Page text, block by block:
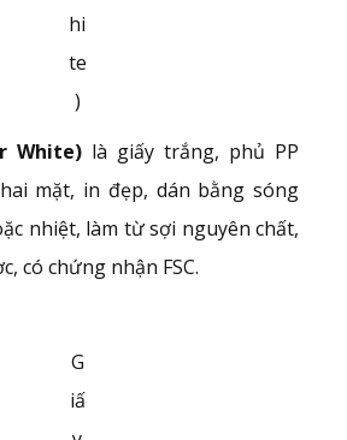
hi
te
)
White) là giấy trắng, phủ PP
mặt, in đẹp, dán bằng sóng
nhiệt, làm từ sợi nguyên chất,
có chứng nhận FSC.
G
iấ